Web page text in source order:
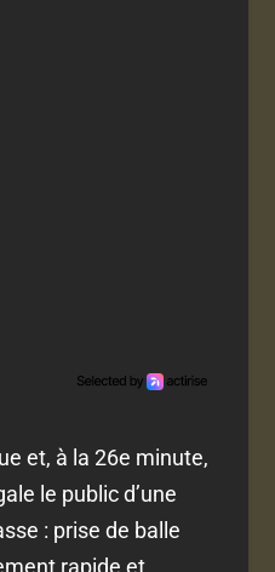
et, à la 26e minute,
le public d’une
: prise de balle